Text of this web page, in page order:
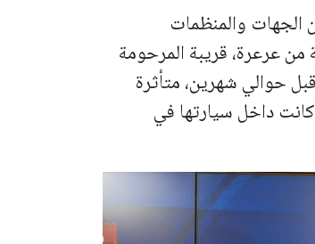
الجهات والمنظمات
من عرعرة، قريبة المرحومة
حوالي شهرين، متأثرة
داخل سيارتها في